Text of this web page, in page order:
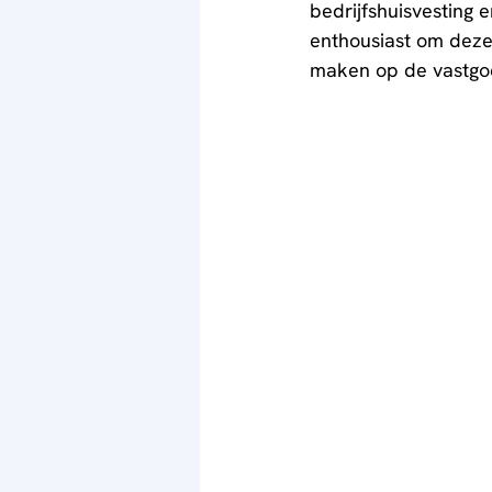
bedrijfshuisvesting
enthousiast om
maken op de